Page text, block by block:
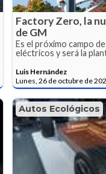
Factory Zero, la
de GM
Es el próximo campo
eléctricos y será la
Luis Hernández
Lunes, 26 de octubre de
Autos Ecológicos